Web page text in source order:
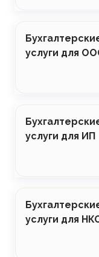
услуги для
услуги для ИП
услуги для